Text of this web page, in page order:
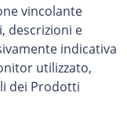
vincolante
descrizioni e
indicativa
utilizzato,
dei Prodotti